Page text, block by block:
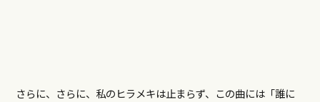
さらに、さらに、私のヒラメキは止まらず、この曲には「誰に